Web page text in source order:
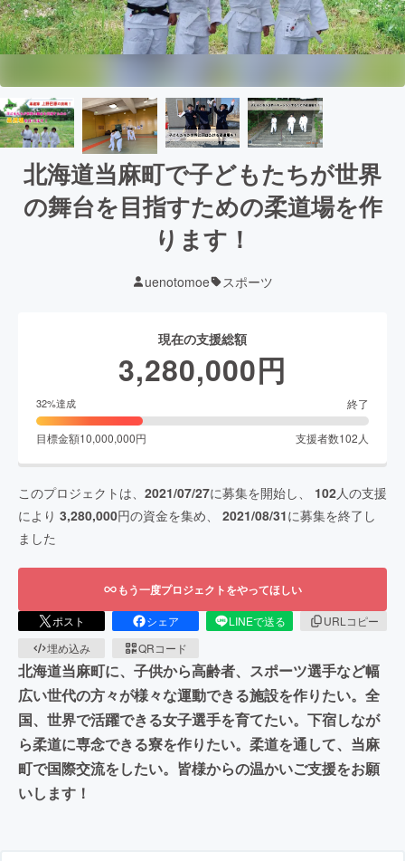
北海道当麻町で子どもたちが世界
の舞台を目指すための柔道場を作
ります！
uenotomoe スポーツ
現在の支援総額
3,280,000円
32%達成 終了
目標金額10,000,000円 支援者数102 人
このプロジェクトは、 2021/07/27に募集を開始し、 102人の支援
により 3,280,000円の資金を集め、 2021/08/31に募集を終了し
ました
もう一度プロジェクトをやってほしい
ポスト シェア LINEで送る
URLコピー
埋め込み
QRコード
北海道当麻町に、子供から高齢者、スポーツ選手など幅
広い世代の方々が様々な運動できる施設を作りたい。全
国、世界で活躍できる女子選手を育てたい。下宿しなが
ら柔道に専念できる寮を作りたい。柔道を通して、当麻
町で国際交流をしたい。皆様からの温かいご支援をお願
いします！